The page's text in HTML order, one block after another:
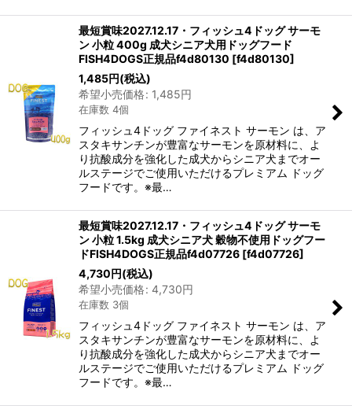
最短賞味2027.12.17・フィッシュ4ドッグ サーモ
ン 小粒 400g 成犬シニア犬用ドッグフード
FISH4DOGS正規品f4d80130 [f4d80130]
1,485円(税込)
希望小売価格: 1,485円
在庫数 4個
フィッシュ4ドッグ ファイネスト サーモン は、ア
スタキサンチンが豊富なサーモンを原材料に、よ
り抗酸成分を強化した成犬からシニア犬までオー
ルステージでご使用いただけるプレミアム ドッグ
フードです。※最…
最短賞味2027.12.17・フィッシュ4ドッグ サーモ
ン 小粒 1.5kg 成犬シニア犬 穀物不使用ドッグフー
ドFISH4DOGS正規品f4d07726 [f4d07726]
4,730円(税込)
希望小売価格: 4,730円
在庫数 3個
フィッシュ4ドッグ ファイネスト サーモン は、ア
スタキサンチンが豊富なサーモンを原材料に、よ
り抗酸成分を強化した成犬からシニア犬までオー
ルステージでご使用いただけるプレミアム ドッグ
フードです。※最…